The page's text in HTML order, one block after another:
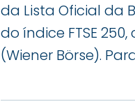
da Lista Oficial da
do índice FTSE
(Wiener Börse).